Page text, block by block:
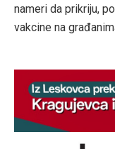
nameri da prikriju,
vakcine na